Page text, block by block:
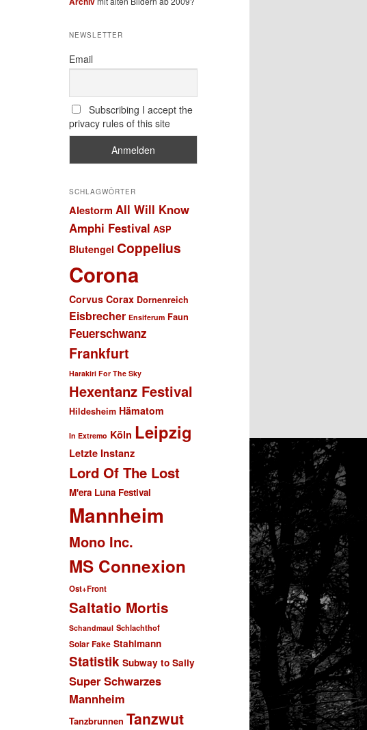
NEWSLETTER
Email
Subscribing I accept the
privacy rules of this site
SCHLAGWÖRTER
Alestorm All Will Know
Amphi Festival ASP
Blutengel Coppelius
Corona
Corvus Corax Dornenreich
Eisbrecher Ensiferum Faun
Feuerschwanz
Frankfurt
Harakiri For The Sky
Hexentanz Festival
Hildesheim Hämatom
In Extremo Köln Leipzig
Letzte Instanz
Lord Of The Lost
M'era Luna Festival
Mannheim
Mono Inc.
MS Connexion
Ost+Front
Saltatio Mortis
Schandmaul Schlachthof
Solar Fake Stahlmann
Statistik Subway to Sally
Super Schwarzes
Mannheim
Tanzbrunnen Tanzwut